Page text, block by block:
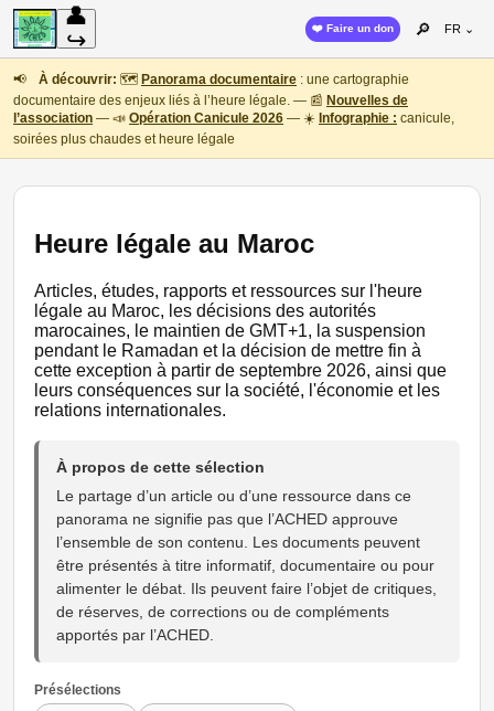
👤
↪
❤️ Faire un don 🔎 FR ⌄
📢 À découvrir: 🗺️ Panorama documentaire : une cartographie
documentaire des enjeux liés à l’heure légale. — 📰 Nouvelles de
l’association — 📣 Opération Canicule 2026 — ☀️ Infographie : canicule,
soirées plus chaudes et heure légale
Heure légale au Maroc
Articles, études, rapports et ressources sur l'heure
légale au Maroc, les décisions des autorités
marocaines, le maintien de GMT+1, la suspension
pendant le Ramadan et la décision de mettre fin à
cette exception à partir de septembre 2026, ainsi que
leurs conséquences sur la société, l'économie et les
relations internationales.
À propos de cette sélection
Le partage d’un article ou d’une ressource dans ce
panorama ne signifie pas que l’ACHED approuve
l’ensemble de son contenu. Les documents peuvent
être présentés à titre informatif, documentaire ou pour
alimenter le débat. Ils peuvent faire l’objet de critiques,
de réserves, de corrections ou de compléments
apportés par l’ACHED.
Présélections